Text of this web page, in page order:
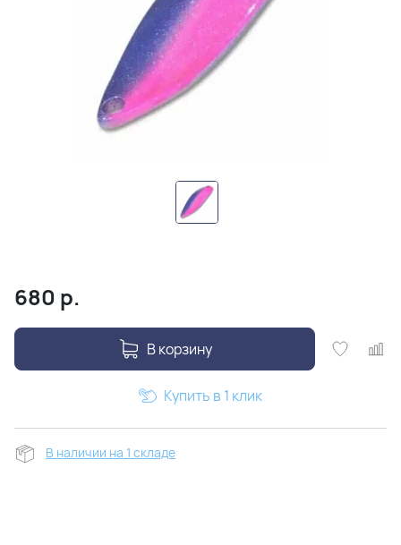
680 р.
В корзину
Купить в 1 клик
В наличии на 1 складе